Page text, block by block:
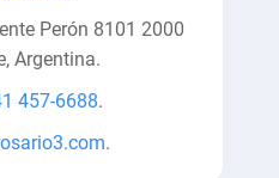
Perón 8101 2000
Argentina.
457-6688.
.